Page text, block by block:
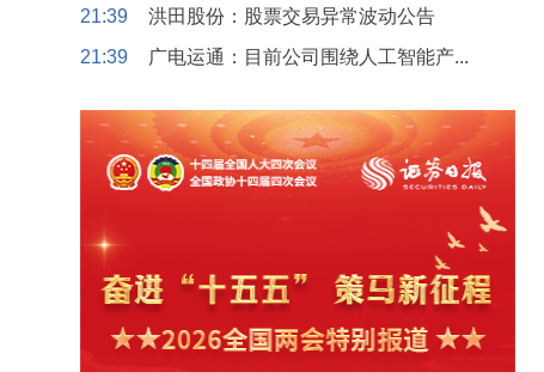
21:39
洪田股份：股票交易异常波动公告
21:39
广电运通：目前公司围绕人工智能产...